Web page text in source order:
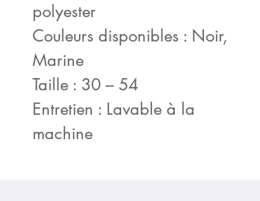
polyester
Couleurs disponibles : Noir,
Marine
Taille : 30 – 54
Entretien : Lavable à la
machine